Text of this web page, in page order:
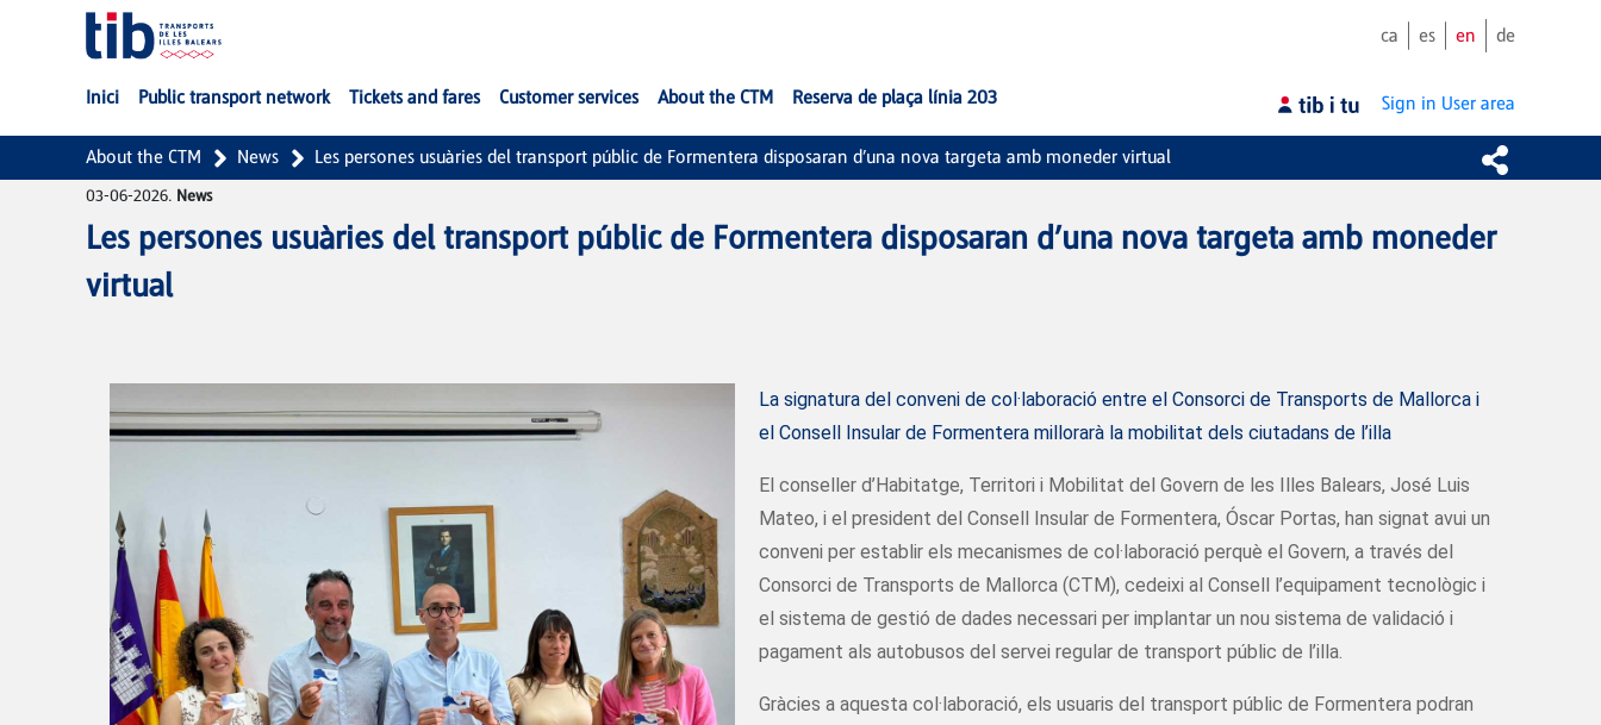
Skip to Main Content
ca es en de
Inici Public transport network Tickets and fares Customer services About the CTM Reserva de plaça línia 203 Sign in User area
About the CTM News Les persones usuàries del transport públic de Formentera disposaran d’una nova targeta amb moneder virtual
03-06-2026. News
Les persones usuàries del transport públic de Formentera disposaran d’una nova targeta amb moneder
virtual
La signatura del conveni de col·laboració entre el Consorci de Transports de Mallorca i
el Consell Insular de Formentera millorarà la mobilitat dels ciutadans de l’illa
El conseller d’Habitatge, Territori i Mobilitat del Govern de les Illes Balears, José Luis
Mateo, i el president del Consell Insular de Formentera, Óscar Portas, han signat avui un
conveni per establir els mecanismes de col·laboració perquè el Govern, a través del
Consorci de Transports de Mallorca (CTM), cedeixi al Consell l’equipament tecnològic i
el sistema de gestió de dades necessari per implantar un nou sistema de validació i
pagament als autobusos del servei regular de transport públic de l’illa.
Gràcies a aquesta col·laboració, els usuaris del transport públic de Formentera podran